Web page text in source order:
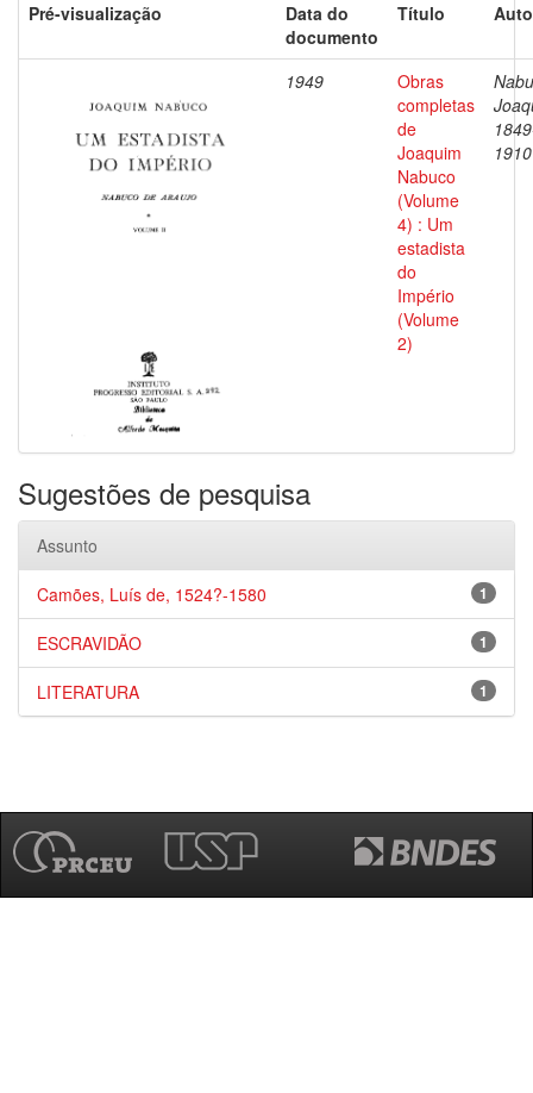
Pré-visualização
Data do
documento
Título
1949
Obras
completas
de
Joaquim
Nabuco
(Volume
4) : Um
estadista
do
Império
(Volume
2)
1910
Sugestões de pesquisa
Assunto
1
Camões, Luís de, 1524?-1580
1
ESCRAVIDÃO
1
LITERATURA